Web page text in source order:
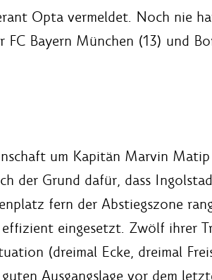
Opta vermeldet. Noch nie
FC Bayern München (13) und
um Kapitän Marvin
der Grund dafür, dass
fern der Abstiegszone
eingesetzt. Zwölf ihrer
(dreimal Ecke, dreimal
Ausgangslage vor dem